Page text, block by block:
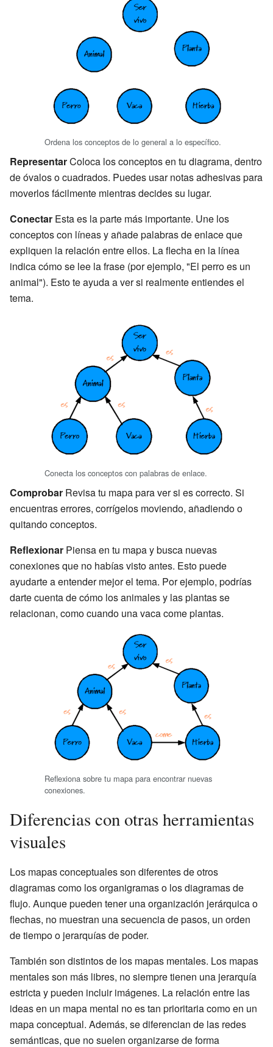
Ordena los conceptos de lo general a lo específico.
RepresentarColoca los conceptos en tu diagrama, dentro
de óvalos o cuadrados. Puedes usar notas adhesivas para
moverlos fácilmente mientras decides su lugar.
Conectar Esta es la parte más importante. Une los
conceptos con líneas y añade palabras de enlace que
expliquen la relación entre ellos. La flecha en la línea
indica cómo se lee la frase (por ejemplo, "El perro es un
animal"). Esto te ayuda a ver si realmente entiendes el
tema.
Conecta los conceptos con palabras de enlace.
Comprobar Revisa tu mapa para ver si es correcto. Si
encuentras errores, corrígelos moviendo, añadiendo o
quitando conceptos.
Reflexionar Piensa en tu mapa y busca nuevas
conexiones que no habías visto antes. Esto puede
ayudarte a entender mejor el tema. Por ejemplo, podrías
darte cuenta de cómo los animales y las plantas se
relacionan, como cuando una vaca come plantas.
Reflexiona sobre tu mapa para encontrar nuevas
conexiones.
Diferencias con otras herramientas
visuales
Los mapas conceptuales son diferentes de otros
diagramas como los organigramas o los diagramas de
flujo. Aunque pueden tener una organización jerárquica o
flechas, no muestran una secuencia de pasos, un orden
de tiempo o jerarquías de poder.
También son distintos de los mapas mentales. Los mapas
mentales son más libres, no siempre tienen una jerarquía
estricta y pueden incluir imágenes. La relación entre las
ideas en un mapa mental no es tan prioritaria como en un
mapa conceptual. Además, se diferencian de las redes
semánticas, que no suelen organizarse de forma